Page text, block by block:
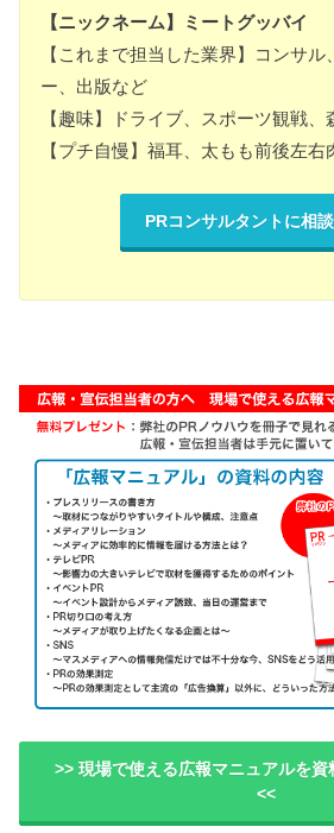
【ニックネーム】ミートグッバイ
【これまで担当した業界】コンサル
ー、出版など
【趣味】ドライブ、スポーツ観戦、
【プチ自慢】福耳、太もも前後左右
PRコンサルタントに相
>> 現場で使える広報マニュアルを資
<<